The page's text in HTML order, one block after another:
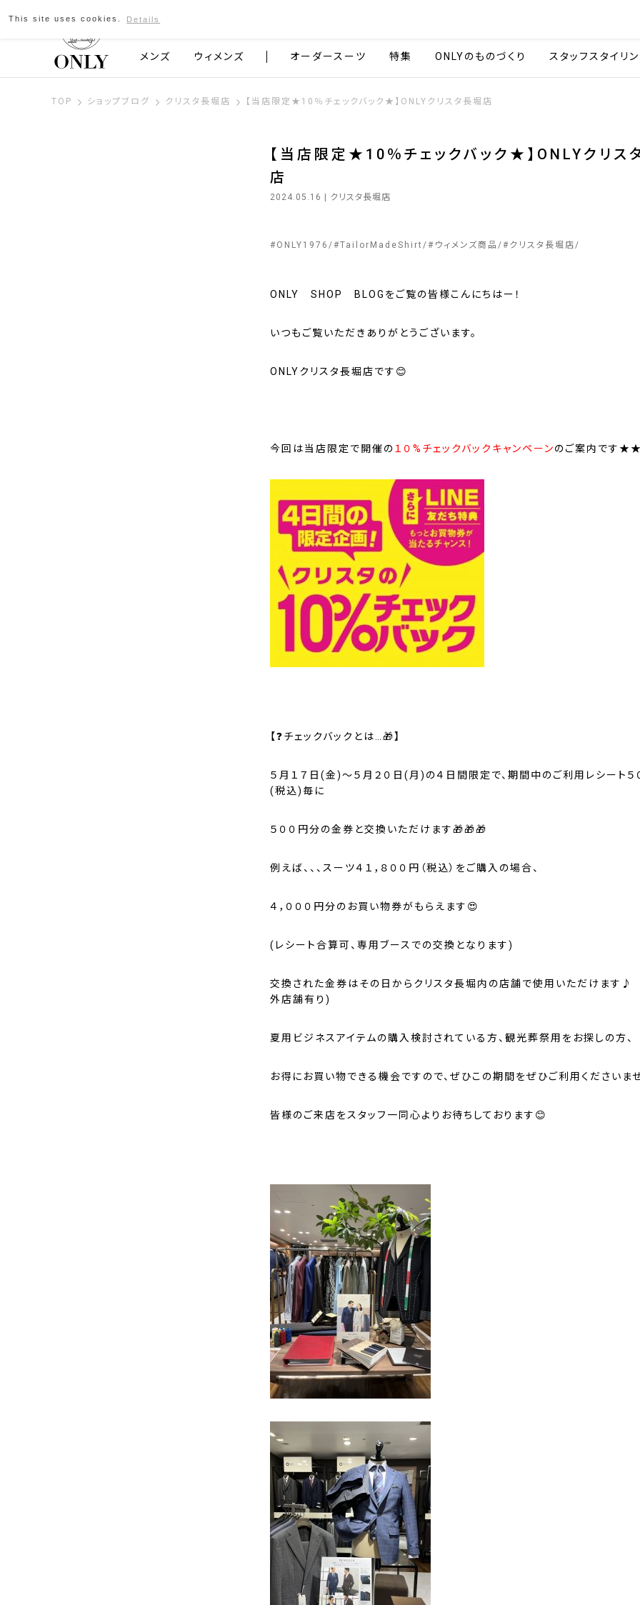
京都発のスーツブランド ONLY
メンズ ウィメンズ オーダースーツ 特集 ONLYのものづくり スタッフスタイリ
TOP ショップブログ クリスタ長堀店 【当店限定★10％チェックバック★】ONLYクリスタ長堀店
【当店限定★10％チェックバック★】ONLYクリス
店
2024.05.16 | クリスタ長堀店
#ONLY1976 #TailorMadeShirt # ウィメンズ商品 #クリスタ長堀店
ONLY SHOP BLOGをご覧の皆様こんにちはー！
いつもご覧いただきありがとうございます。
ONLYクリスタ長堀店です😊
今回は当店限定で開催の １０%チェックバックキャンペーンのご案内です
【❓チェックバックとは…🎁】
５月１７日(金)〜５月２０日(月)の４日間限定で、期間中のご利用レシート５
(税込)毎に
５００円分の金券と交換いただけます🎁🎁🎁
例えば、、、スーツ４１，８００円（税込）をご購入の場合、
４，０００円分のお買い物券がもらえます😍
(レシート合算可、専用ブースでの交換となります)
交換された金券はその日からクリスタ長堀内の店舗で使用いただけます
外店舗有り)
夏用ビジネスアイテムの購入検討されている方、観光葬祭用をお探しの方、
お得にお買い物できる機会ですので、ぜひこの期間をぜひご利用くださいませ
皆様のご来店をスタッフ一同心よりお待ちしております😊
This site uses cookies. Details